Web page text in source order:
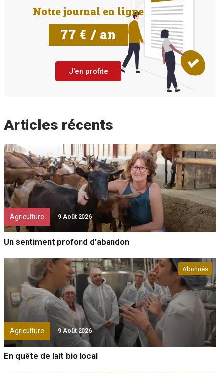
Notre journal en ligne
77 € / an
J'en profite
Articles récents
Agriculture 9 Août 2026
Un sentiment profond d’abandon
Agriculture
Abonnés
9 Août 2026
En quête de lait bio local